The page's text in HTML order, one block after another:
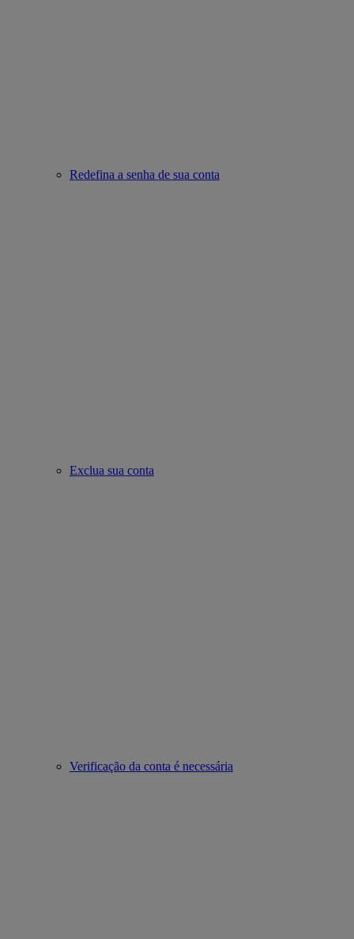
Redefina a senha de sua conta
Exclua sua conta
Verificação da conta é necessária